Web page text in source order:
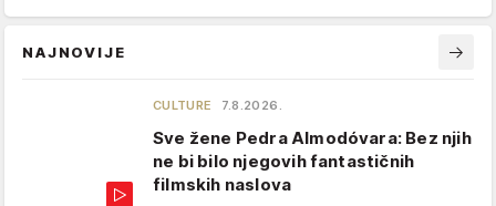
NAJNOVIJE
CULTURE 7.8.2026.
Sve žene Pedra Almodóvara: Bez njih
ne bi bilo njegovih fantastičnih
filmskih naslova